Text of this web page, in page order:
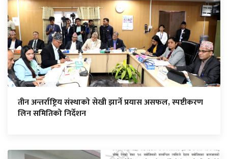
तीन अन्तर्राष्ट्रिय संस्थाको सेखी झार्ने प्रयास असफल, स्पष्टीकरण
लिन समितिको निर्देशन